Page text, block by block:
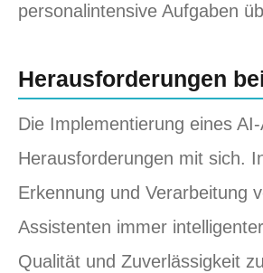
personalintensive Aufgaben
Herausforderungen
Die Implementierung eines
Herausforderungen mit sich.
Erkennung und Verarbeitung
Assistenten immer
Qualität und Zuverlässigkeit